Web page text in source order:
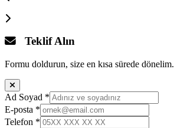
Teklif Alın
Formu doldurun, size en kısa sürede dönelim.
Ad Soyad *
E-posta *
Telefon *